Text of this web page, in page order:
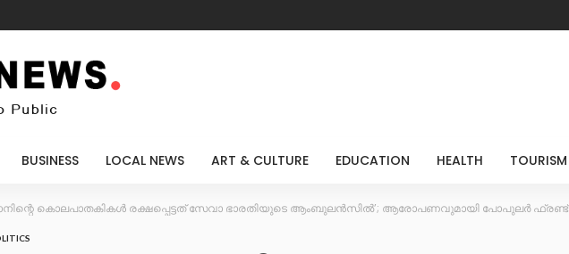
BUSINESS LOCAL NEWS ART & CULTURE EDUCATION HEALTH TOURISM
കൊലപാതകികൾ രക്ഷപ്പെട്ടത് സേവാ ഭാരതിയുടെ ആംബുലൻസിൽ’; ആരോപണവുമായി പോപുലർ ഫ്രണ്ട്